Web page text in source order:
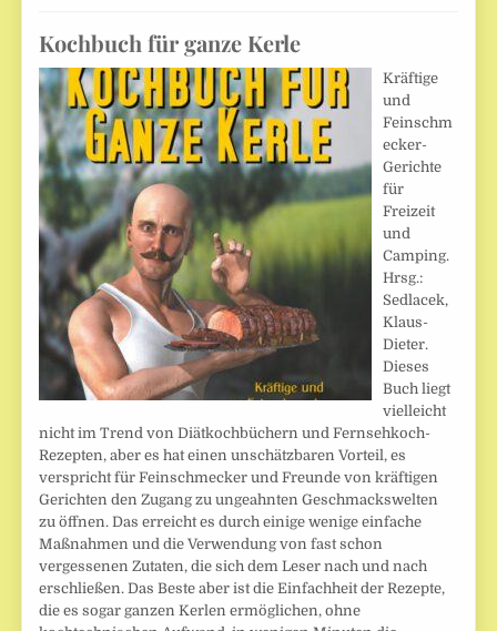
Kochbuch für ganze Kerle
Kräftige
und
Feinschm
ecker-
Gerichte
für
Freizeit
und
Camping.
Hrsg.:
Sedlacek,
Klaus-
Dieter.
Dieses
Buch liegt
vielleicht
nicht im Trend von Diätkochbüchern und Fernsehkoch-
Rezepten, aber es hat einen unschätzbaren Vorteil, es
verspricht für Feinschmecker und Freunde von kräftigen
Gerichten den Zugang zu ungeahnten Geschmackswelten
zu öffnen. Das erreicht es durch einige wenige einfache
Maßnahmen und die Verwendung von fast schon
vergessenen Zutaten, die sich dem Leser nach und nach
erschließen. Das Beste aber ist die Einfachheit der Rezepte,
die es sogar ganzen Kerlen ermöglichen, ohne